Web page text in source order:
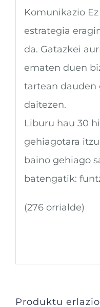
Komunikazio
estrategia
da. Gatazkei
ematen duen
tartean dauden
daitezen.
Liburu hau 30
gehiagotara
baino gehiago
batengatik:
(276 orrialde)
Produktu